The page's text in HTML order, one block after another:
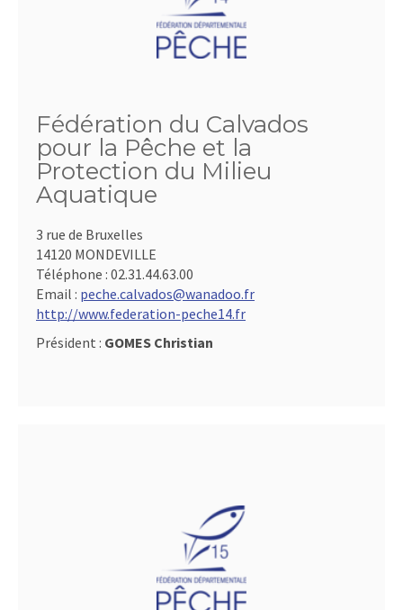
Fédération du Calvados
pour la Pêche et la
Protection du Milieu
Aquatique
3 rue de Bruxelles
14120 MONDEVILLE
Téléphone : 02.31.44.63.00
Email : peche.calvados@wanadoo.fr
http://www.federation-peche14.fr
Président : GOMES Christian